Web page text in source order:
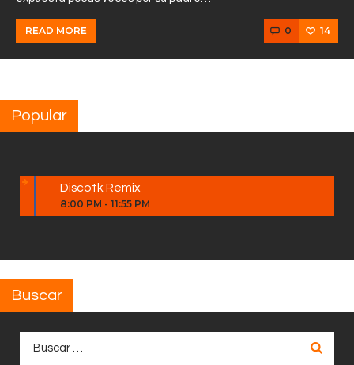
READ MORE 0 14
Popular
Discotk Remix
8:00 PM - 11:55 PM
Buscar